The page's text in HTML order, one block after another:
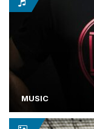
MUSIC